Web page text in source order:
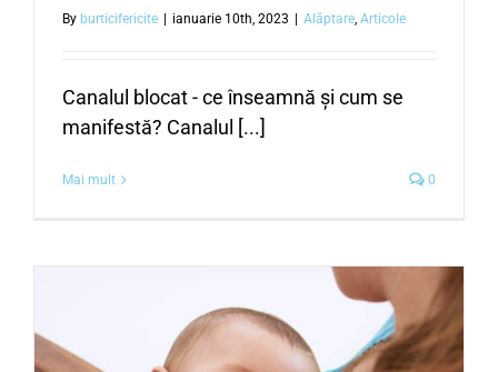
By burticifericite | ianuarie 10th, 2023 | Alăptare Articole
Canalul blocat - ce înseamnă și cum se
manifestă? Canalul [...]
Mai mult 0